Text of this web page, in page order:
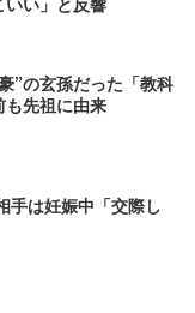
”の玄孫だった「教科
先祖に由来
手は妊娠中「交際し